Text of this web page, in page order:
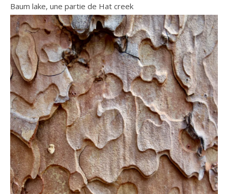
Baum lake, une partie de Hat creek